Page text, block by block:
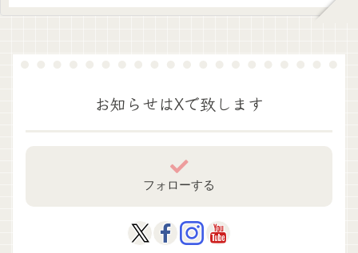
お知らせはXで致します
フォローする